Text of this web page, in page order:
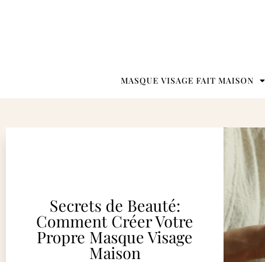
MASQUE VISAGE FAIT MAISON
Secrets de Beauté:
Comment Créer Votre
Propre Masque Visage
Maison